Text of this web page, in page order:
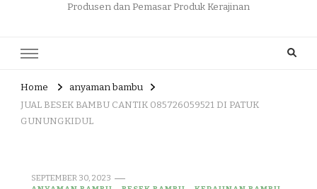
Produsen dan Pemasar Produk Kerajinan
Home
anyaman bambu
JUAL BESEK BAMBU CANTIK 085726059521 DI PATUK
GUNUNGKIDUL
SEPTEMBER 30, 2023